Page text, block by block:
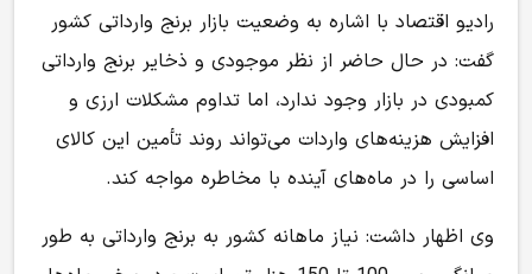
رادیو اقتصاد با اشاره به وضعیت بازار برنج وارداتی کشور
گفت: در حال حاضر از نظر موجودی و ذخایر برنج وارداتی
کمبودی در بازار وجود ندارد، اما تداوم مشکلات ارزی و
افزایش هزینه‌های واردات می‌تواند روند تأمین این کالای
اساسی را در ماه‌های آینده با مخاطره مواجه کند.
وی اظهار داشت: نیاز ماهانه کشور به برنج وارداتی به طور